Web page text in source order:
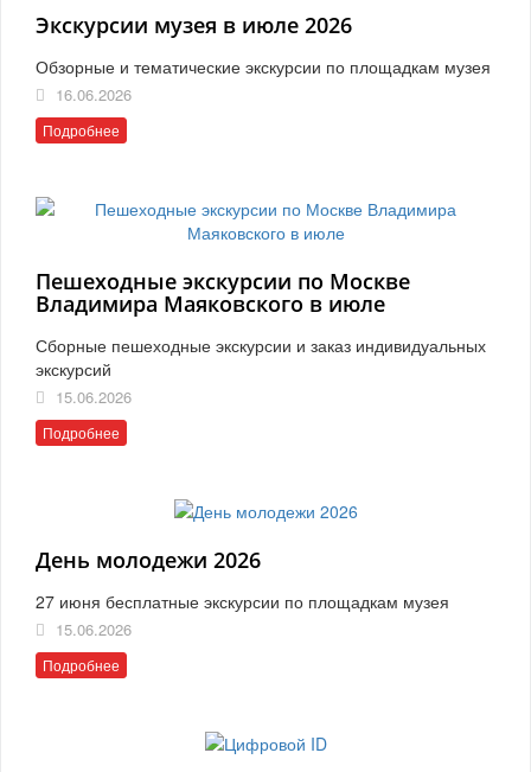
Экскурсии музея в июле 2026
Обзорные и тематические экскурсии по площадкам музея
16.06.2026
Подробнее
Пешеходные экскурсии по Москве
Владимира Маяковского в июле
Сборные пешеходные экскурсии и заказ индивидуальных
экскурсий
15.06.2026
Подробнее
День молодежи 2026
27 июня бесплатные экскурсии по площадкам музея
15.06.2026
Подробнее